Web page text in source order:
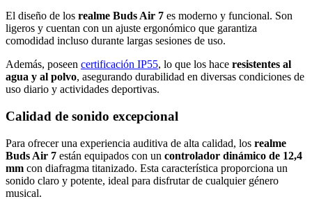
El diseño de los realme Buds Air 7 es moderno y funcional. Son
ligeros y cuentan con un ajuste ergonómico que garantiza
comodidad incluso durante largas sesiones de uso.
Además, poseen certificación IP55, lo que los hace resistentes al
agua y al polvo, asegurando durabilidad en diversas condiciones de
uso diario y actividades deportivas.
Calidad de sonido excepcional
Para ofrecer una experiencia auditiva de alta calidad, los realme
Buds Air 7 están equipados con un controlador dinámico de 12,4
mm con diafragma titanizado. Esta característica proporciona un
sonido claro y potente, ideal para disfrutar de cualquier género
musical.